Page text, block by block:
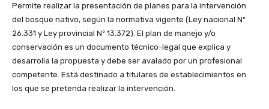
Permite realizar la presentación de planes para la intervención
del bosque nativo, según la normativa vigente (Ley nacional Nº
26.331 y Ley provincial Nº 13.372). El plan de manejo y/o
conservación es un documento técnico-legal que explica y
desarrolla la propuesta y debe ser avalado por un profesional
competente. Está destinado a titulares de establecimientos en
los que se pretenda realizar la intervención.